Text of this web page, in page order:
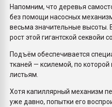
Напомним, что деревья
без помощи насосных
весьма значительные высоты.
рост этой гигантской секвойи
Подъём обеспечивается
тканей — ксилемой, по которой
листьям.
Хотя капиллярный механизм
уже давно, попытки его